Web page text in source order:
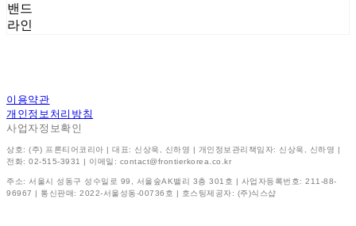
밴드
라인
이용약관
개인정보처리방침
사업자정보확인
상호: (주) 프론티어코리아 | 대표: 신상욱, 신하영 | 개인정보관리책임자: 신상욱, 신하영 |
전화: 02-515-3931 | 이메일: contact@frontierkorea.co.kr
주소: 서울시 성동구 성수일로 99, 서울숲AK밸리 3층 301호 | 사업자등록번호: 211-88-
96967 | 통신판매: 2022-서울성동-00736호 | 호스팅제공자: (주)식스샵